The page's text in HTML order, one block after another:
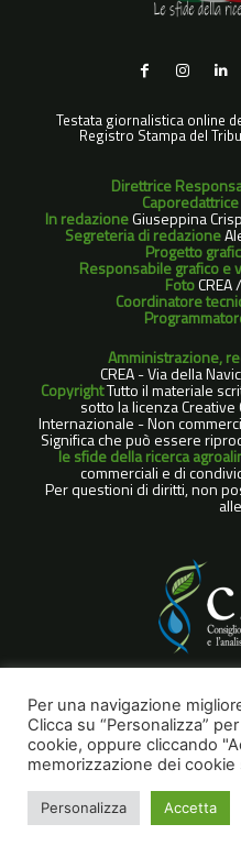
Testata giornalistica online
Registro Stampa del
Direttrice
Caporedattrice
In redazioneGiuseppina
Segreteria di redazione
Progetto
Responsabile grafico e
Foto
Coordinatore
Amministrazione,
CREA - Via della
CopyrightTutto il materiale
sotto la licenza
Internazionale - Non
Significa che può essere
le sfide della ricerca
commerciali e di
Per questioni di diritti, non
Per una navigazione
Clicca su “Personalizza”
cookie, oppure cliccando
memorizzazione dei
Personalizza Accetta